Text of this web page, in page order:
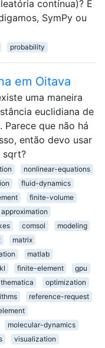
contínua)? É
SymPy ou
probability
em Oitava
uma maneira
euclidiana de
que não há
então devo usar
sqrt?
nonlinear-equations
fluid-dynamics
finite-volume
approximation
comsol
modeling
matrix
matlab
finite-element
gpu
optimization
reference-request
molecular-dynamics
visualization